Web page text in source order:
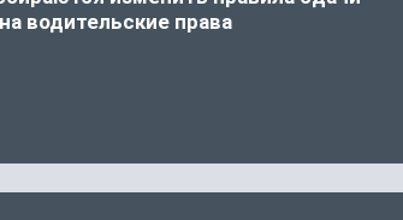
водительские права